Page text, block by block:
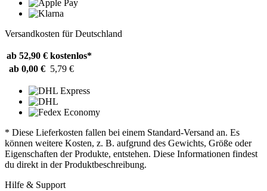
Versandkosten für Deutschland
ab 52,90 € kostenlos*
ab 0,00 € 5,79 €
* Diese Lieferkosten fallen bei einem Standard-Versand an. Es
können weitere Kosten, z. B. aufgrund des Gewichts, Größe oder
Eigenschaften der Produkte, entstehen. Diese Informationen findest
du direkt in der Produktbeschreibung.
Hilfe & Support